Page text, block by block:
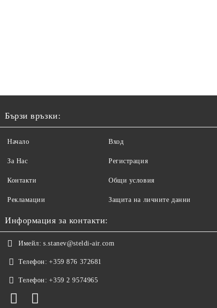
Бързи връзки:
Начало
За Нас
Контакти
Рекламации
Вход
Регистрация
Общи условия
Защита на личните данни
Информация за контакти:
Имейл: s.stanev@steldi-air.com
Телефон: +359 876 372681
Телефон: +359 2 9574965